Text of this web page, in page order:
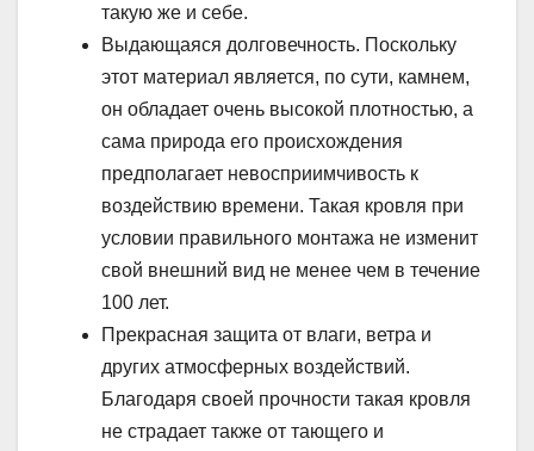
такую же и себе.
Выдающаяся долговечность. Поскольку
этот материал является, по сути, камнем,
он обладает очень высокой плотностью, а
сама природа его происхождения
предполагает невосприимчивость к
воздействию времени. Такая кровля при
условии правильного монтажа не изменит
свой внешний вид не менее чем в течение
100 лет.
Прекрасная защита от влаги, ветра и
других атмосферных воздействий.
Благодаря своей прочности такая кровля
не страдает также от тающего и